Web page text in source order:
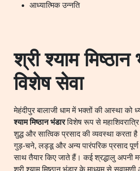
आध्यात्मिक उन्नति
श्री श्याम
विशेष सेवा
मेहंदीपुर बालाजी धाम में भक्तों की आस्था को
श्याम मिष्ठान भंडारविशेष रूप से
शुद्ध और सात्विक प्रसाद की व्यवस्था करता
गुड़-चने, लड्डू और अन्य पारंपरिक प्रसाद पूर्ण
साथ तैयार किए जाते हैं। कई श्रद्धालु अपनी
श्री श्याम मिष्ठान भंडार के माध्यम से